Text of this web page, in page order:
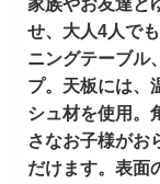
せ、大人4人で
ニングテーブ
プ。天板には、
シュ材を使用。
さなお子様がお
だけます。表面